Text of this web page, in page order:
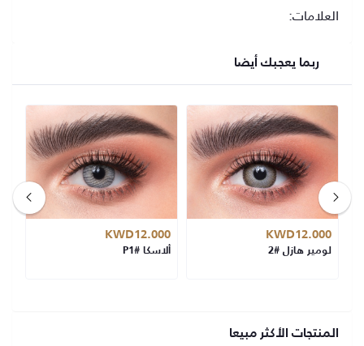
المنتجات الأكثر مبيعا
العلامات:
ربما يعجبك أيضا
KWD12.000
لومير هازل #2
KWD12.000
ألاسكا #P1